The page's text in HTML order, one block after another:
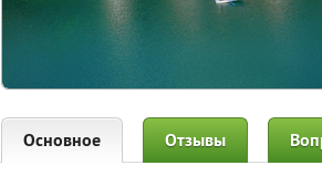
Основное Отзывы